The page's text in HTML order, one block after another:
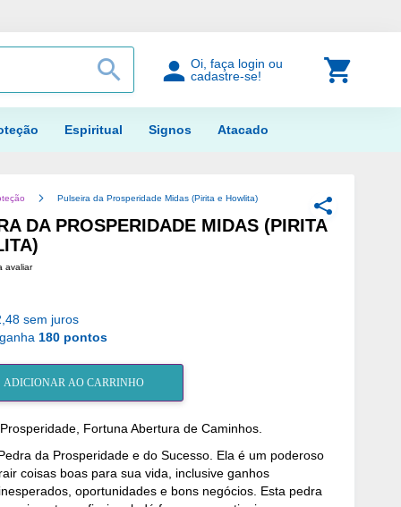
PROCURAR
Oi, faça login ou
cadastre-se!
Espiritual Signos Atacado
Pulseira da Prosperidade Midas (Pirita e Howlita)
DA PROSPERIDADE MIDAS (PIRITA
avaliar
sem juros
180 pontos
ADICIONAR AO CARRINHO
Fortuna Abertura de Caminhos.
da Prosperidade e do Sucesso. Ela é um poderoso
coisas boas para sua vida, inclusive ganhos
oportunidades e bons negócios. Esta pedra